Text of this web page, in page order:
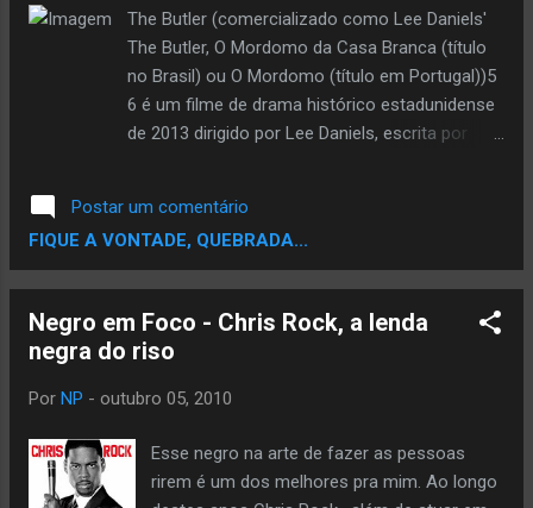
(DiCaprio). O filme recebeu críticas muito
positivas dos críticos e foi nomeado para
cinco prêmios no Oscar 2013, incluindo
Melhor Filme. Christoph Waltz recebeu
vários prêmios por sua atuação, e ganhou o
Oscar foi para outro filme de Tarantino de
2009, Inglourious Basterds, poucos ato...
The Butler (comercializado como Lee Daniels'
The Butler, O Mordomo da Casa Branca (título
no Brasil) ou O Mordomo (título em Portugal))5
6 é um filme de drama histórico estadunidense
de 2013 dirigido por Lee Daniels, escrita por
Eugene Allen, o filme é estrelado por Forest
Whitaker como Cecil Gaines, um afro-
americano que testemunha eventos notáveis ​​
anos servindo como mordomo da Casa
Branca. Foi o último filme produzido por Laura
Ziskin, que morreu em 2011. O filme foi lançado
16 de agosto de 2013 para críticas em sua
maioria positivas.1 e foi um sucesso de
Postar um comentário
FIQUE A VONTADE, QUEBRADA...
Negro em Foco - Chris Rock, a lenda
negra do riso
Por NP - outubro 05, 2010
Esse negro na arte de fazer as pessoas
rirem é um dos melhores pra mim. Ao longo